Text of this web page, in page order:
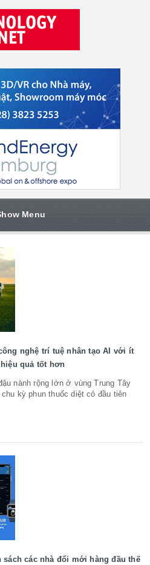
Menu
nghệ trí tuệ nhân tạo AI với ít
quả tốt hơn
nành rộng lớn ở vùng Trung Tây
kỳ phun thuốc diệt cỏ đầu tiên
sách các nhà đổi mới hàng đầu thế